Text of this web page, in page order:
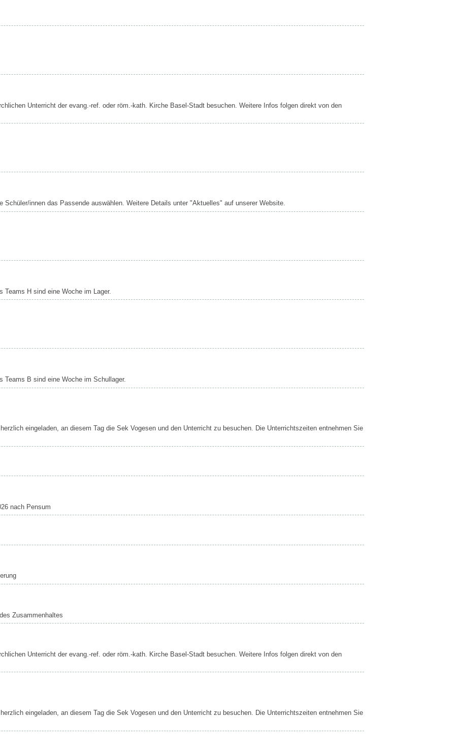
Unterricht der evang.-ref. oder röm.-kath. Kirche Basel-Stadt besuchen. Weitere Infos folgen direkt von den
Schüler/innen das Passende auswählen. Weitere Details unter "Aktuelles" auf unserer Website.
Teams H sind eine Woche im Lager.
Teams B sind eine Woche im Schullager.
eingeladen, an diesem Tag die Sek Vogesen und den Unterricht zu besuchen. Die Unterrichtszeiten entnehmen Sie
nach Pensum
Zusammenhaltes
Unterricht der evang.-ref. oder röm.-kath. Kirche Basel-Stadt besuchen. Weitere Infos folgen direkt von den
eingeladen, an diesem Tag die Sek Vogesen und den Unterricht zu besuchen. Die Unterrichtszeiten entnehmen Sie